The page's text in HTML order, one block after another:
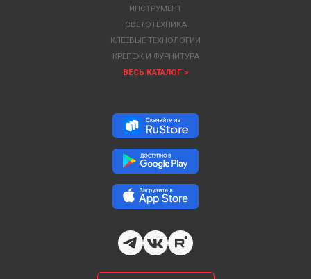
ИНСТРУМЕНТ
СВЕТОТЕХНИКА
КЛЕЕВЫЕ ТЕХНОЛОГИИ
КРЕПЕЖ И ФУРНИТУРА
ВЕСЬ КАТАЛОГ >